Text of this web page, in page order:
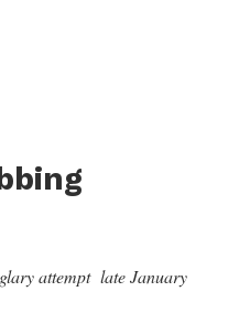
attempt late January